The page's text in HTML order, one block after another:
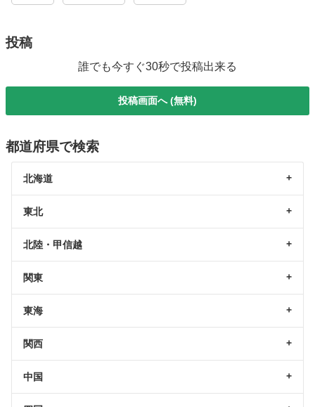
投稿
誰でも今すぐ30秒で投稿出来る
投稿画面へ (無料)
都道府県で検索
北海道
東北
北陸・甲信越
関東
東海
関西
中国